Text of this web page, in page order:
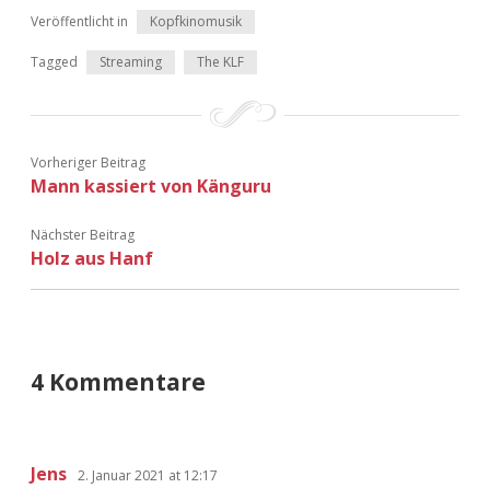
Veröffentlicht in Kopfkinomusik
Tagged Streaming The KLF
Vorheriger Beitrag
Mann kassiert von Känguru
Nächster Beitrag
Holz aus Hanf
4 Kommentare
Jens 2. Januar 2021 at 12:17